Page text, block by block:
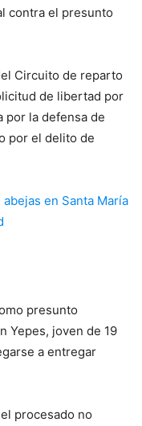
contra el presunto
Circuito de reparto
de libertad por
por la defensa de
por el delito de
en Santa María
presunto
Yepes, joven de 19
a entregar
procesado no